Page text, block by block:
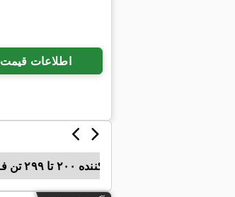
اطلاعات قیمت
پرس خم‌کننده ۲۰۰ تا ۲۹۹ تن فشار